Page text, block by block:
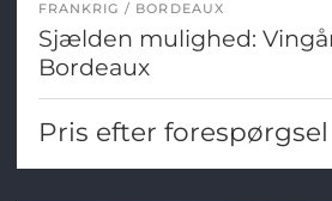
FRANKRIG BORDEAUX
Sjælden mulighed:
Bordeaux
Pris efter forespørgsel